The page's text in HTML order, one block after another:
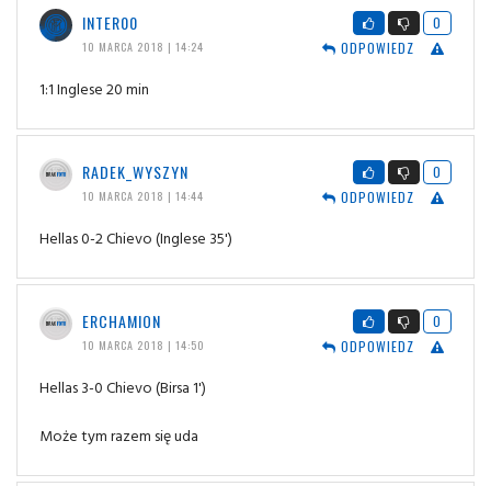
INTER00
10 MARCA 2018 | 14:24
0
ODPOWIEDZ
1:1 Inglese 20 min
RADEK_WYSZYN
10 MARCA 2018 | 14:44
0
ODPOWIEDZ
Hellas 0-2 Chievo (Inglese 35')
ERCHAMION
10 MARCA 2018 | 14:50
0
ODPOWIEDZ
Hellas 3-0 Chievo (Birsa 1')
Może tym razem się uda